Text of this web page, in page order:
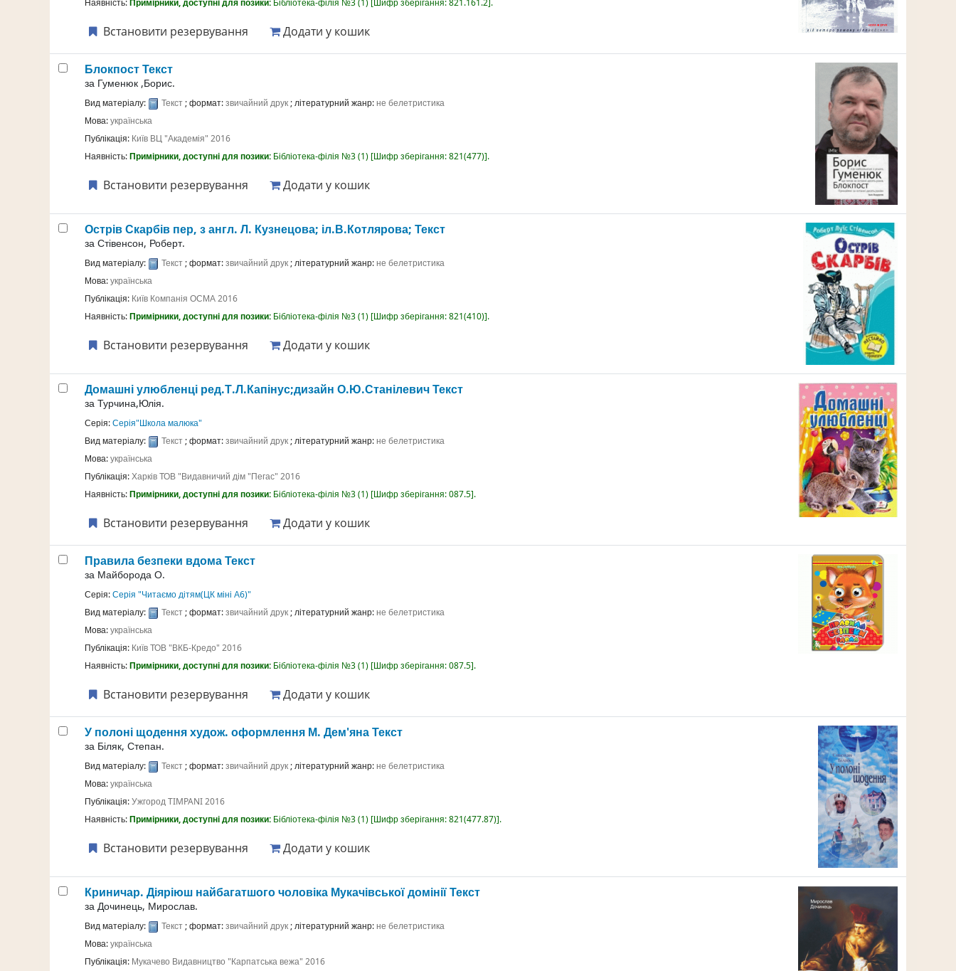
Наявність:Примірники, доступні для позики: Бібліотека-філія №3(1) Шифр зберігання:821.161.2 .
Встановити резервування Додати у кошик
БлокпостТекст
за Гуменюк ,Борис.
Вид матеріалу: Текст; формат:звичайний друк; літературний жанр:не белетристика
Мова:українська
Публікація: Київ ВЦ "Академія" 2016
Наявність:Примірники, доступні для позики: Бібліотека-філія №3(1) Шифр зберігання:821(477) .
Встановити резервування Додати у кошик
Острів Скарбів пер, з англ. Л. Кузнецова; іл.В.Котлярова; Текст
заСтівенсон, Роберт.
Вид матеріалу: Текст; формат:звичайний друк; літературний жанр:не белетристика
Мова:українська
Публікація: Київ Компанія ОСМА2016
Наявність:Примірники, доступні для позики: Бібліотека-філія №3(1) Шифр зберігання:821(410) .
Встановити резервування Додати у кошик
Домашні улюбленці ред.Т.Л.Капінус;дизайн О.Ю.СтанілевичТекст
заТурчина,Юлія.
Серія:Серія"Школа малюка"
Вид матеріалу:
Текст; формат:звичайний друк; літературний жанр:не белетристика
Мова:українська
Публікація:ХарківТОВ "Видавничий дім "Пегас" 2016
Наявність:Примірники, доступні для позики: Бібліотека-філія №3(1) Шифр зберігання:087.5 .
Встановити резервування Додати у кошик
Правила безпеки вдомаТекст
за Майборода О.
Серія:Серія "Читаємо дітям(ЦК міні А6)"
Вид матеріалу:
Текст; формат:звичайний друк; літературний жанр:не белетристика
Мова:українська
Публікація: КиївТОВ "ВКБ-Кредо" 2016
Наявність:Примірники, доступні для позики: Бібліотека-філія №3(1) Шифр зберігання:087.5 .
Встановити резервування Додати у кошик
У полоні щоденняхудож. оформлення М. Дем'янаТекст
за Біляк, Степан.
Вид матеріалу: Текст; формат:звичайний друк; літературний жанр:не белетристика
Мова:українська
Публікація:УжгородTIMPANI2016
Наявність:Примірники, доступні для позики: Бібліотека-філія №3(1) Шифр зберігання:821(477.87) .
Встановити резервування Додати у кошик
Криничар. Діяріюш найбагатшого чоловіка Мукачівської домініїТекст
заДочинець, Мирослав.
Вид матеріалу: Текст; формат:звичайний друк; літературний жанр:не белетристика
Мова:українська
Публікація: Мукачево Видавництво "Карпатська вежа" 2016